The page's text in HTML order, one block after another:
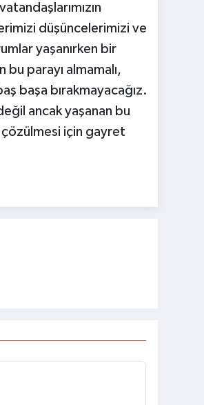
düşüncelerimizi ve
yaşanırken bir
bu parayı almamalı,
başa bırakmayacağız.
ancak yaşanan bu
için gayret